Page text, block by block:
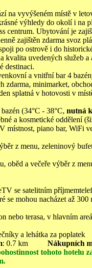
na vyvýšeném místě v
výhledy do okolí i na
centrum. Ubytování je
zajištěn zdarma svoz
po ostrově i do
kvalita uvedených služeb
destinaci.
a vnitřní bar 4
zdarma, minimarket,
splatná v hotovosti v
(34°C - 38°C, nutná
a kosmetické oddělení
místnost, piano bar, WiFi
z menu, zeleninový
oběd a večeře výběr z
se satelitním
se mohou nacházet až
nebo terasa, v hlavním
a lehátka za poplatek
: 0.7 km Nákupních
tohoto hotelu